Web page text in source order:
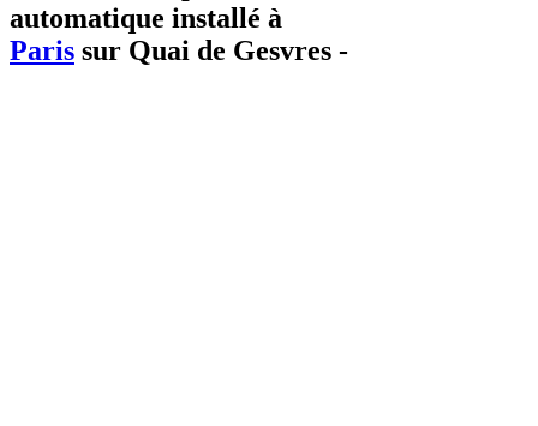
automatique installé à
Paris sur Quai de Gesvres -